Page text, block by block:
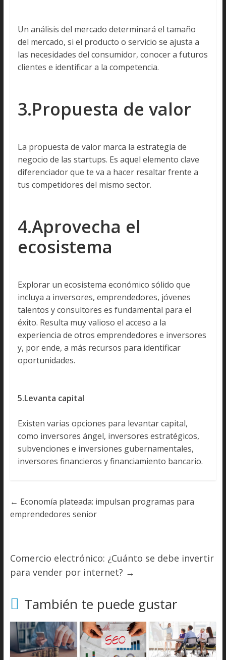
Un análisis del mercado determinará el tamaño
del mercado, si el producto o servicio se ajusta a
las necesidades del consumidor, conocer a futuros
clientes e identificar a la competencia.
3.Propuesta de valor
La propuesta de valor marca la estrategia de
negocio de las startups. Es aquel elemento clave
diferenciador que te va a hacer resaltar frente a
tus competidores del mismo sector.
4.Aprovecha el
ecosistema
Explorar un ecosistema económico sólido que
incluya a inversores, emprendedores, jóvenes
talentos y consultores es fundamental para el
éxito. Resulta muy valioso el acceso a la
experiencia de otros emprendedores e inversores
y, por ende, a más recursos para identificar
oportunidades.
5.Levanta capital
Existen varias opciones para levantar capital,
como inversores ángel, inversores estratégicos,
subvenciones e inversiones gubernamentales,
inversores financieros y financiamiento bancario.
← Economía plateada: impulsan programas para
emprendedores senior
Comercio electrónico: ¿Cuánto se debe invertir
para vender por internet? →
También te puede gustar